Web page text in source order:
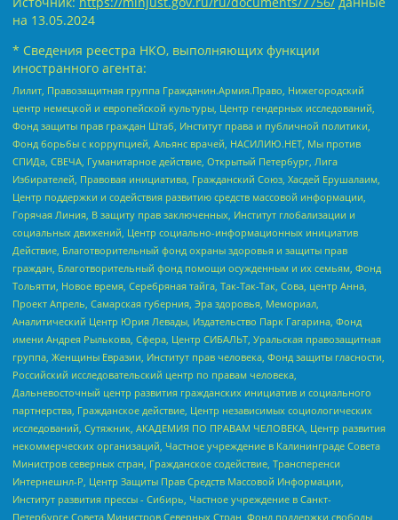
на 13.05.2024
* Сведения реестра НКО, выполняющих функции
иностранного агента:
Лилит, Правозащитная группа Гражданин.Армия.Право, Нижегородский
центр немецкой и европейской культуры, Центр гендерных исследований,
Фонд защиты прав граждан Штаб, Институт права и публичной политики,
Фонд борьбы с коррупцией, Альянс врачей, НАСИЛИЮ.НЕТ, Мы против
СПИДа, СВЕЧА, Гуманитарное действие, Открытый Петербург, Лига
Избирателей, Правовая инициатива, Гражданский Союз, Хасдей Ерушалаим,
Центр поддержки и содействия развитию средств массовой информации,
Горячая Линия, В защиту прав заключенных, Институт глобализации и
социальных движений, Центр социально-информационных инициатив
Действие, Благотворительный фонд охраны здоровья и защиты прав
граждан, Благотворительный фонд помощи осужденным и их семьям, Фонд
Тольятти, Новое время, Серебряная тайга, Так-Так-Так, Сова, центр Анна,
Проект Апрель, Самарская губерния, Эра здоровья, Мемориал,
Аналитический Центр Юрия Левады, Издательство Парк Гагарина, Фонд
имени Андрея Рылькова, Сфера, Центр СИБАЛЬТ, Уральская правозащитная
группа, Женщины Евразии, Институт прав человека, Фонд защиты гласности,
Российский исследовательский центр по правам человека,
Дальневосточный центр развития гражданских инициатив и социального
партнерства, Гражданское действие, Центр независимых социологических
исследований, Сутяжник, АКАДЕМИЯ ПО ПРАВАМ ЧЕЛОВЕКА, Центр развития
некоммерческих организаций, Частное учреждение в Калининграде Совета
Министров северных стран, Гражданское содействие, Трансперенси
Интернешнл-Р, Центр Защиты Прав Средств Массовой Информации,
Институт развития прессы - Сибирь, Частное учреждение в Санкт-
Петербурге Совета Министров Северных Стран, Фонд поддержки свободы